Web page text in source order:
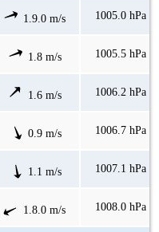
1.9.0 m/s 1005.0 hPa
1.8 m/s 1005.5 hPa
1.6 m/s 1006.2 hPa
0.9 m/s 1006.7 hPa
1.1 m/s 1007.1 hPa
1.8.0 m/s 1008.0 hPa